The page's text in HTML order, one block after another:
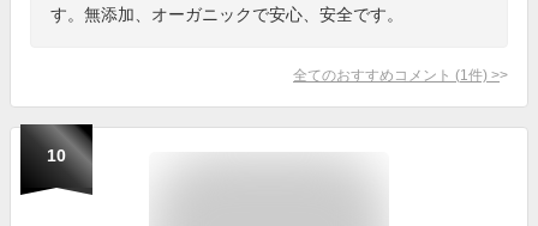
す。無添加、オーガニックで安心、安全です。
全てのおすすめコメント (1 件) >
10